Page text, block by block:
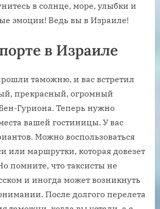
в солнце, море, улыбки и
эмоции! Ведь вы в Израиле!
в Израиле
таможню, и вас встретил
прекрасный, огромный
Гуриона. Теперь нужно
вашей гостиницы. У вас
Можно воспользоваться
или маршрутки, которая довезет
помните, что таксисты не
и иногда может возникнуть
После долгого перелета